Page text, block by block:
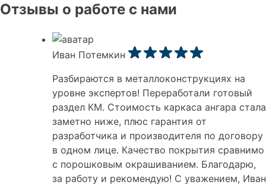
Отзывы о работе с нами
Иван Потемкин
Разбираются в металлоконструкциях на
уровне экспертов! Переработали готовый
раздел КМ. Стоимость каркаса ангара стала
заметно ниже, плюс гарантия от
разработчика и производителя по договору
в одном лице. Качество покрытия сравнимо
с порошковым окрашиванием. Благодарю,
за работу и рекомендую! С уважением, Иван